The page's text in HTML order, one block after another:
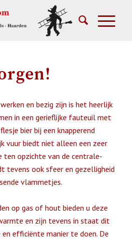
en bezig zijn is het heerlijk
in een gerieflijke fauteuil met
bier bij een knapperend
vuur biedt niet alleen een zeer
opzichte van de centrale-
tevens ook sfeer en gezelligheid
vlammetjes.
op gas of hout bieden u deze
en zijn tevens in staat dit
en efficiënte manier te doen. De